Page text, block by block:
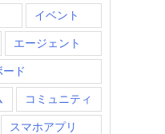
イベント
エージェント
ード
コミュニティ
スマホアプリ